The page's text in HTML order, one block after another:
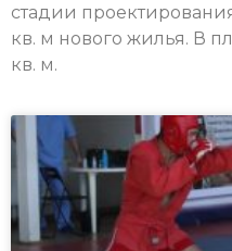
стадии
кв. м нового жилья. В
кв. м.